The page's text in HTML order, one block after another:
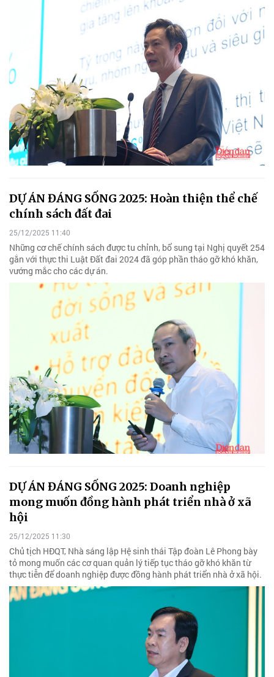
DỰ ÁN ĐÁNG SỐNG 2025: Hoàn thiện thể chế
chính sách đất đai
25/12/2025 11:40
Những cơ chế chính sách được tu chỉnh, bổ sung tại Nghị quyết 254
gắn với thực thi Luật Đất đai 2024 đã góp phần tháo gỡ khó khăn,
vướng mắc cho các dự án.
DỰ ÁN ĐÁNG SỐNG 2025: Doanh nghiệp
mong muốn đồng hành phát triển nhà ở xã
hội
25/12/2025 11:30
Chủ tịch HĐQT, Nhà sáng lập Hệ sinh thái Tập đoàn Lê Phong bày
tỏ mong muốn các cơ quan quản lý tiếp tục tháo gỡ khó khăn từ
thực tiễn để doanh nghiệp được đồng hành phát triển nhà ở xã hội.